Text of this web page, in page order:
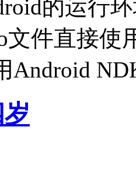
的运行
文件直接
Android